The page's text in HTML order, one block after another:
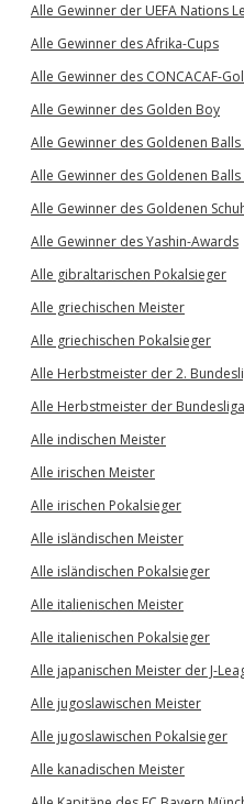
Alle Gewinner der UEFA Nations
Alle Gewinner des Afrika-Cups
Alle Gewinner des CONCACAF-
Alle Gewinner des Golden Boy
Alle Gewinner des Goldenen Balls
Alle Gewinner des Goldenen
Alle Gewinner des Goldenen
Alle Gewinner des Yashin-Awards
Alle gibraltarischen Pokalsieger
Alle griechischen Meister
Alle griechischen Pokalsieger
Alle Herbstmeister der 2.
Alle Herbstmeister der Bundesliga
Alle indischen Meister
Alle irischen Meister
Alle irischen Pokalsieger
Alle isländischen Meister
Alle isländischen Pokalsieger
Alle italienischen Meister
Alle italienischen Pokalsieger
Alle japanischen Meister der J-
Alle jugoslawischen Meister
Alle jugoslawischen Pokalsieger
Alle kanadischen Meister